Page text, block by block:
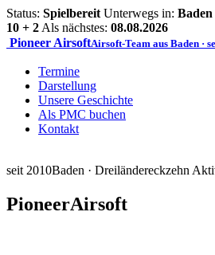
Status: Spielbereit Unterwegs in: Baden
10 + 2 Als nächstes: 08.08.2026
Pioneer AirsoftAirsoft-Team aus Baden ·
Termine
Darstellung
Unsere Geschichte
Als PMC buchen
Kontakt
seit 2010Baden · Dreiländereckzehn
PioneerAirsoft